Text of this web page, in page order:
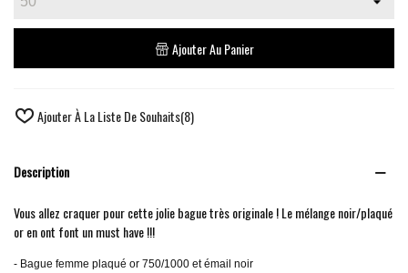
Ajouter Au Panier
Ajouter À La Liste De Souhaits(8)
Description
Vous allez craquer pour cette jolie bague très originale ! Le mélange noir/plaqué
or en ont font un must have !!!
- Bague femme plaqué or 750/1000 et émail noir